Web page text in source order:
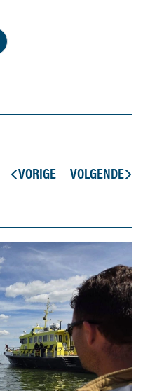
VORIGE
VOLGENDE